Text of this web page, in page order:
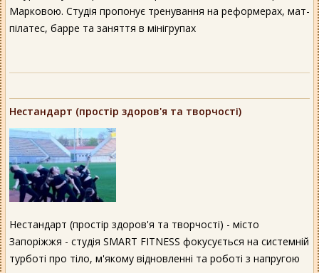
Марковою. Студія пропонує тренування на реформерах, мат-
пілатес, барре та заняття в мінігрупах
Нестандарт (простір здоров'я та творчості)
Нестандарт (простір здоров'я та творчості) - місто
Запоріжжя - студія SMART FITNESS фокусується на системній
турботі про тіло, м'якому відновленні та роботі з напругою